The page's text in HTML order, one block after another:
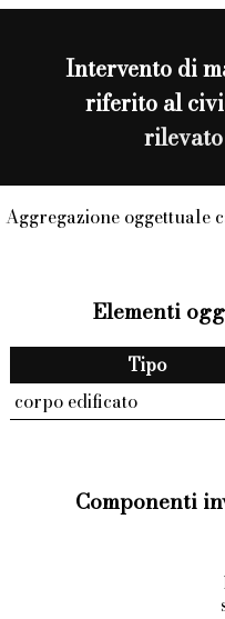
Intervento di
riferito al
Aggregazione oggettuale
Elementi
Tipo
corpo edificato
Componenti